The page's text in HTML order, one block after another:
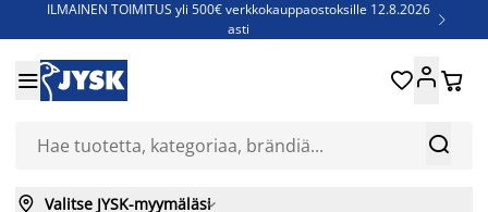
ILMAINEN TOIMITUS yli 500€ verkkokauppaostoksille 12.8.2026
asti

Jenkkisänkyjä - Säästä jopa 60%


 
 Valitse JYSK-myymäläsi